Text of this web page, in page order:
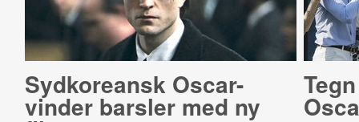
Sydkoreansk Oscar-
vinder barsler med ny